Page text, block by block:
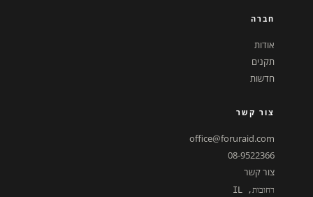
חברה
אודות
תקנים
חדשות
צור קשר
office@foruraid.com
08-9522366
צור קשר
רחובות, IL